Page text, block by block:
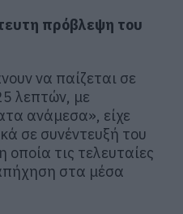
πρόβλεψη του
να παίζεται σε
λεπτών, με
ανάμεσα», είχε
σε συνέντευξή του
τις τελευταίες
στα μέσα